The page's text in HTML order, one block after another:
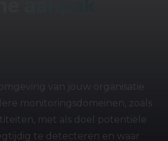
van jouw organisatie
monitoringsdomeinen, zoals
met als doel potentiële
te detecteren en waar